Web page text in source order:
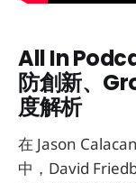
All In
防創新、
度解析
在 Jason
中，David